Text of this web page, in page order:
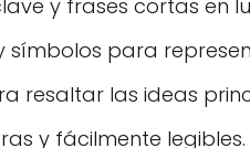
y frases cortas en
símbolos para
resaltar las ideas
y fácilmente legibles.